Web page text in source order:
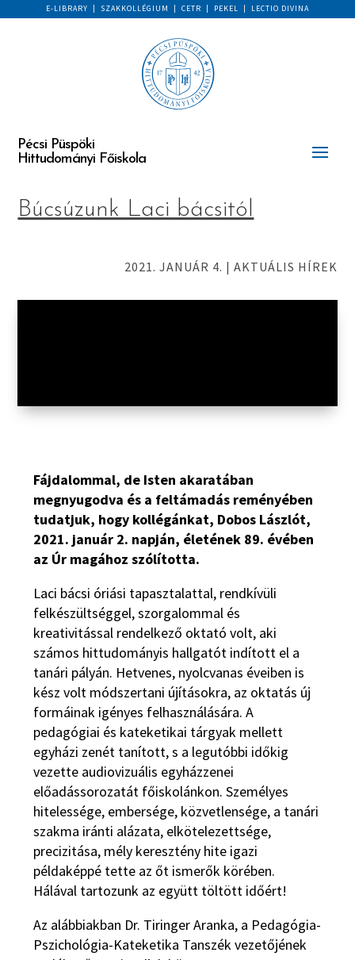
E-LIBRARY | SZAKKOLLÉGIUM | CETR | PEKEL | LECTIO DIVINA
Pécsi Püspöki
Hittudományi Főiskola
Búcsúzunk Laci bácsitól
2021. JANUÁR 4. | AKTUÁLIS HÍREK
Fájdalommal, de Isten akaratában
megnyugodva és a feltámadás reményében
tudatjuk, hogy kollégánkat, Dobos Lászlót,
2021. január 2. napján, életének 89. évében
az Úr magához szólította.
Laci bácsi óriási tapasztalattal, rendkívüli
felkészültséggel, szorgalommal és
kreativitással rendelkező oktató volt, aki
számos hittudományis hallgatót indított el a
tanári pályán. Hetvenes, nyolcvanas éveiben is
kész volt módszertani újításokra, az oktatás új
formáinak igényes felhasználására. A
pedagógiai és kateketikai tárgyak mellett
egyházi zenét tanított, s a legutóbbi időkig
vezette audiovizuális egyházzenei
előadássorozatát főiskolánkon. Személyes
hitelessége, embersége, közvetlensége, a tanári
szakma iránti alázata, elkötelezettsége,
precizitása, mély keresztény hite igazi
példaképpé tette az őt ismerők körében.
Hálával tartozunk az együtt töltött időért!
Az alábbiakban Dr. Tiringer Aranka, a Pedagógia-
Pszichológia-Kateketika Tanszék vezetőjének